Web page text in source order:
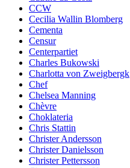
CCW
Cecilia Wallin Blomberg
Cementa
Censur
Centerpartiet
Charles Bukowski
Charlotta von Zweigbergk
Chef
Chelsea Manning
Chèvre
Choklateria
Chris Stattin
Christer Andersson
Christer Danielsson
Christer Pettersson